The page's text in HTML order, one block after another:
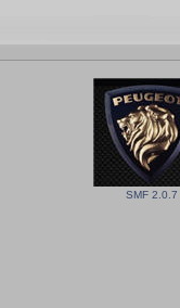
SMF 2.0.7